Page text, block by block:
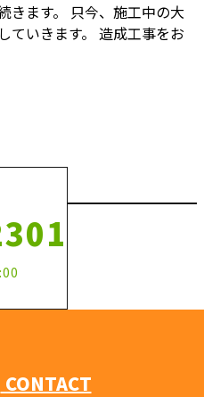
きます。 只今、施工中の大
ていきます。 造成工事をお
CONTACT